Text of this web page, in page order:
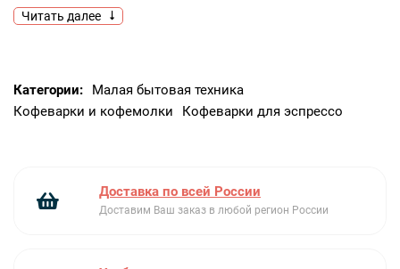
подчёркивают ретро-стилистику, вдохновлённую золотой
эпохой дизайна, а пластиковые элементы эффективно
изготовлено из прочного пластика, что обеспечивает
устойчивость на любой поверхности, а нескользящие
с кнопочным интерфейсом. Простые и чёткие элементы
и настраивать степень помола. Система нагрева
Читать далее
Категории:
Малая бытовая техника
Кофеварки и кофемолки
Кофеварки для эспрессо
Доставка по всей России
Доставим Ваш заказ в любой регион России